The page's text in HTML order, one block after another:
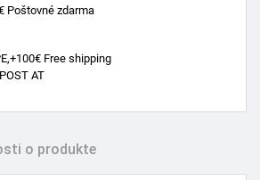
Poštovné zdarma
Free shipping
AT
o produkte